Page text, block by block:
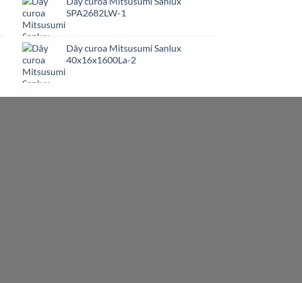
SPA2682LW-1
Dây curoa Mitsusumi Sanlux
40x16x1600La-2